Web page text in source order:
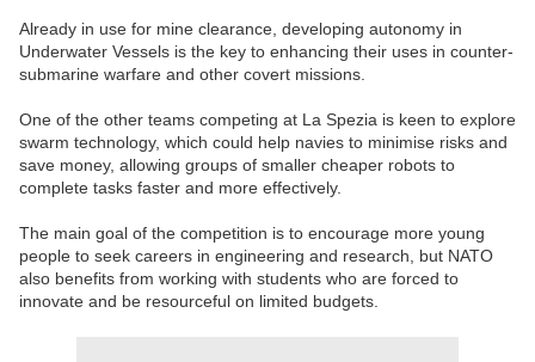
Already in use for mine clearance, developing autonomy in
Underwater Vessels is the key to enhancing their uses in counter-
submarine warfare and other covert missions.
One of the other teams competing at La Spezia is keen to explore
swarm technology, which could help navies to minimise risks and
save money, allowing groups of smaller cheaper robots to
complete tasks faster and more effectively.
The main goal of the competition is to encourage more young
people to seek careers in engineering and research, but NATO
also benefits from working with students who are forced to
innovate and be resourceful on limited budgets.